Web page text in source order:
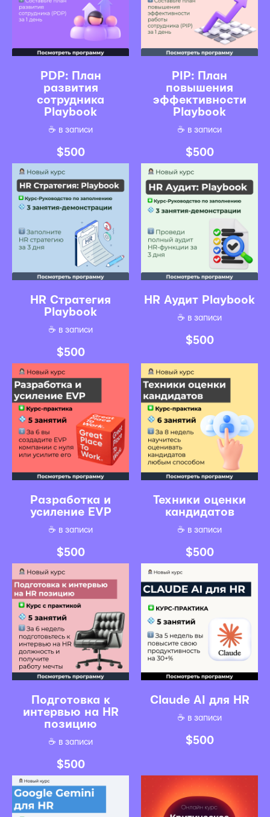
PDP: План
развития
сотрудника
Playbook
☕️ в записи
$500
PIP: План
повышения
эффективности
Playbook
☕️ в записи
$500
HR Стратегия
Playbook
☕️ в записи
$500
HR Аудит Playbook
☕️ в записи
$500
Разработка и
усиление EVP
☕️ в записи
$500
Техники оценки
кандидатов
☕️ в записи
$500
Подготовка к
интервью на HR
позицию
☕️ в записи
$500
Claude AI для HR
☕️ в записи
$500